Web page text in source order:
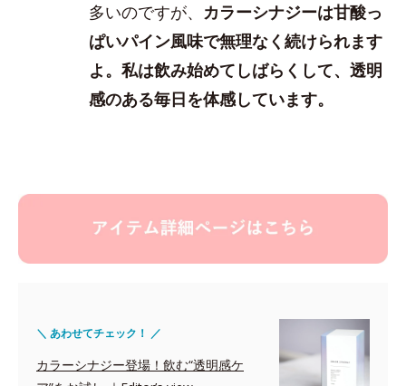
多いのですが、 カラーシナジーは甘酸っ
ぱいパイン風味で無理なく続けられます
よ。私は飲み始めてしばらくして、透明
感のある毎日を体感しています。
＼ あわせてチェック！ ／
カラーシナジー登場！飲む“透明感ケ